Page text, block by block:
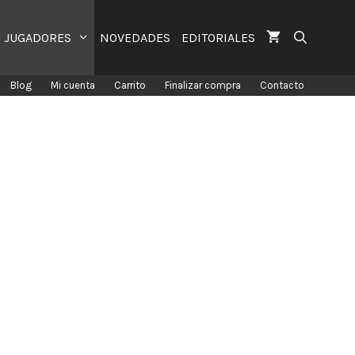
JUGADORES NOVEDADES EDITORIALES
Blog Mi cuenta Carrito Finalizar compra Contacto